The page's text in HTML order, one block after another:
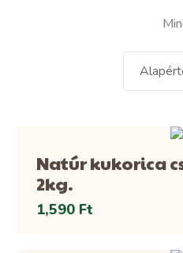
Natúr kukorica
2kg.
1,590 Ft